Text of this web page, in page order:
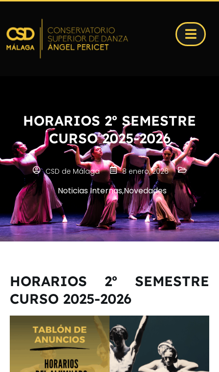
HORARIOS 2º SEMESTRE
CURSO 2025-2026
CSD de Málaga 8 enero, 2026
Noticias Internas,Novedades
HORARIOS 2º SEMESTRE
CURSO 2025-2026